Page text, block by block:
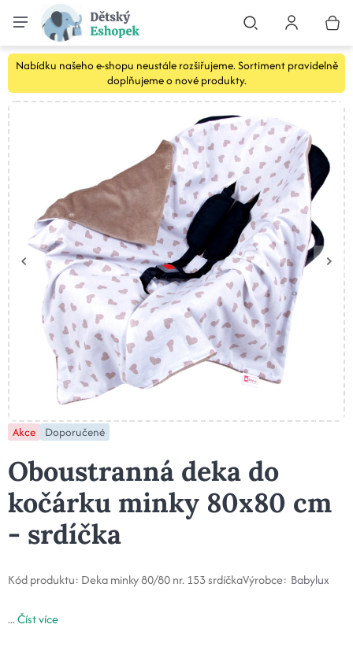
Nabídku našeho e-shopu neustále rozšiřujeme. Sortiment pravidelně
doplňujeme o nové produkty.
Akce Doporučené
Oboustranná deka do
kočárku minky 80x80 cm
- srdíčka
Kód produktu: Deka minky 80/80 nr. 153 srdíčkaVýrobce: Babylux
...Číst více